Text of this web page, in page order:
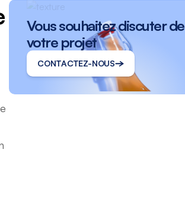
Vous souhaitez discuter de
votre projet
CONTACTEZ-NOUS